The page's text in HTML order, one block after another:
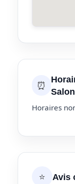
⏰
Horaires
⭐ Avis